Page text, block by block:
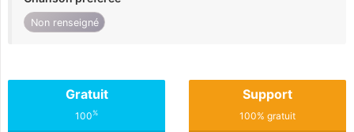
Non renseigné
Gratuit
100%
Support
100% gratuit